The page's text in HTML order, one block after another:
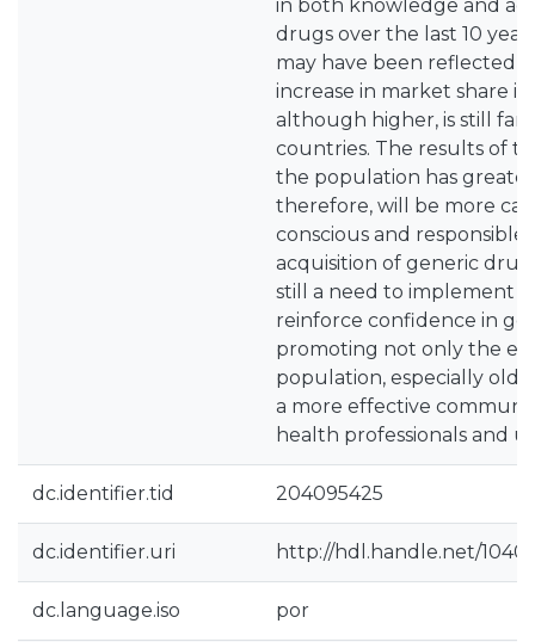
in both knowledge and
drugs over the last 10
may have been reflected
increase in market share
although higher, is still far
countries. The results of
the population has
therefore, will be more
conscious and
acquisition of generic
still a need to implement
reinforce confidence in
promoting not only the
population, especially
a more effective
health professionals and
dc.identifier.tid 204095425
dc.identifier.uri http://hdl.handle.net/
dc.language.iso por